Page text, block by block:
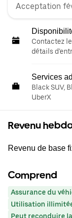
Acceptation
Contactez
détails
Services
Black SUV,
UberX
Revenu
Revenu de base
Comprend
Assurance du
Utilisation
Peut reconduire